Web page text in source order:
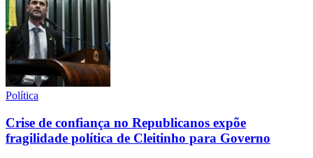
Política
Crise de confiança no Republicanos expõe
fragilidade política de Cleitinho para Governo